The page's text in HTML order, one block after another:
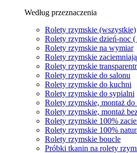
Według przeznaczenia
Rolety rzymskie (wszystkie)
Rolety rzymskie dzień-noc
Rolety rzymskie na wymiar
Rolety rzymskie
Rolety rzymskie
Rolety rzymskie do salonu
Rolety rzymskie do kuchni
Rolety rzymskie do sypialni
Rolety rzymskie, montaż do
Rolety rzymskie, montaż
Rolety rzymskie 100%
Rolety rzymskie 100%
Rolety rzymskie boucle
Próbki tkanin na rolety